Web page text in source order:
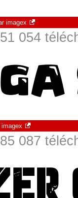
imagex
054
imagex
087